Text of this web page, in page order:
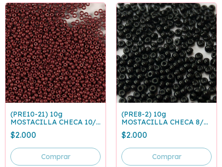
(PRE10-21) 10g
MOSTACILLA CHECA 10/0
VINOTINTO 93310
$2.000
(PRE8-2) 10g
MOSTACILLA CHECA 8/0
NEGRA 23980
$2.000